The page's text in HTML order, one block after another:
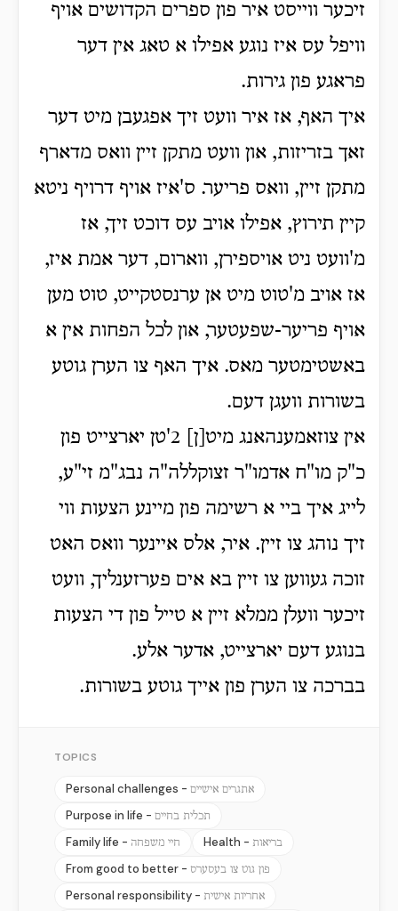
זיכער ווייסט איר פון ספרים הקדושים אויף
וויפל עס איז נוגע אפילו א טאג אין דער
פראגע פון גירות.
איך האף, אז איר וועט זיך אפגעבן מיט דער
זאך בזריזות, און וועט מתקן זיין וואס מדארף
מתקן זיין, וואס פריער. ס'איז אויף דרויף ניטא
קיין תירוץ, אפילו אויב עס דוכט זיך, אז
מ'וועט ניט אויספירן, ווארום, דער אמת איז,
אז אויב מ'טוט מיט אן ערנסטקייט, טוט מען
אויף פריער-שפעטער, און לכל הפחות אין א
באשטימטער מאס. איך האף צו הערן גוטע
בשורות וועגן דעם.
אין צוזאמענהאנג מיט[ן] 2'טן יארצייט פון
כ"ק מו"ח אדמו"ר זצוקללה"ה נבג"מ זי"ע,
לייג איך ביי א רשימה פון מיינע הצעות ווי
זיך נוהג צו זיין. איר, אלס איינער וואס האט
זוכה געווען צו זיין בא אים פערזענליך, וועט
זיכער וועלן ממלא זיין א טייל פון די הצעות
בנוגע דעם יארצייט, אדער אלע.
בברכה צו הערן פון אייך גוטע בשורות.
TOPICS
Personal challenges - אתגרים אישיים
Purpose in life - תכלית בחיים
Family life - חיי משפחה Health - בריאות
From good to better - פון גוט צו בעסערס
Personal responsibility - אחריות אישית